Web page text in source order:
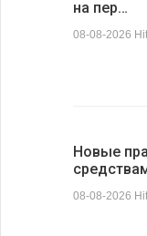
на пер…
08-08-2026
Новые
08-08-2026